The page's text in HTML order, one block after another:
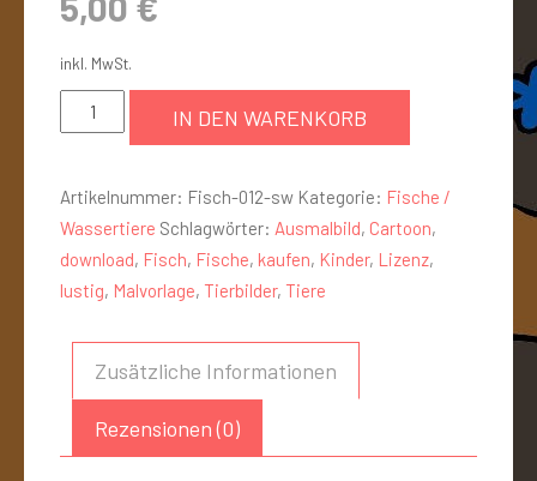
inkl. MwSt.
IN DEN WARENKORB
Artikelnummer: Fisch-012-sw Kategorie: Fische /
Wassertiere Schlagwörter: Ausmalbild, Cartoon,
download, Fisch, Fische, kaufen, Kinder, Lizenz,
lustig, Malvorlage, Tierbilder, Tiere
Zusätzliche Informationen
Rezensionen (0)